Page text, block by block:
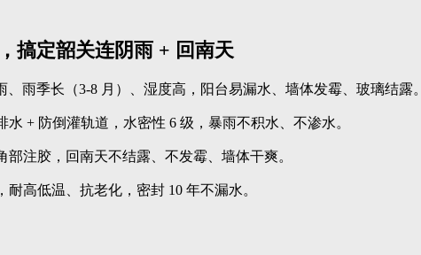
搞定韶关连阴雨 + 回南天
、雨季长（3-8 月）、湿度高，阳台易漏水、墙体发霉、玻璃结露。
水 + 防倒灌轨道，水密性 6 级，暴雨不积水、不渗水。
部注胶，回南天不结露、不发霉、墙体干爽。
耐高低温、抗老化，密封 10 年不漏水。